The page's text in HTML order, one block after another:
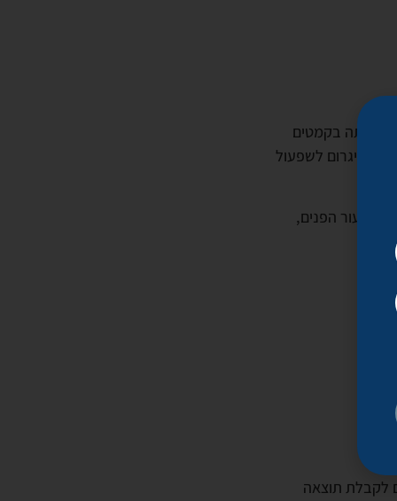
בקמטים
יגרום לשפעול
עור הפנים,
כרוך בכאבים. בדרך כלל יש צורך בסדרה של 3-5 טיפולים לקבלת תוצאה